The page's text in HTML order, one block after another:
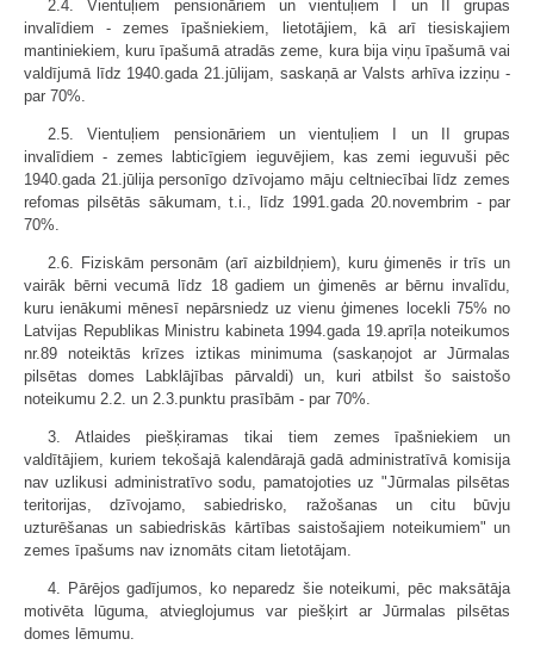
2.4. Vientuļiem pensionāriem un vientuļiem I un II grupas
invalīdiem - zemes īpašniekiem, lietotājiem, kā arī tiesiskajiem
mantiniekiem, kuru īpašumā atradās zeme, kura bija viņu īpašumā vai
valdījumā līdz 1940.gada 21.jūlijam, saskaņā ar Valsts arhīva izziņu -
par 70%.
2.5. Vientuļiem pensionāriem un vientuļiem I un II grupas
invalīdiem - zemes labticīgiem ieguvējiem, kas zemi ieguvuši pēc
1940.gada 21.jūlija personīgo dzīvojamo māju celtniecībai līdz zemes
refomas pilsētās sākumam, t.i., līdz 1991.gada 20.novembrim - par
70%.
2.6. Fiziskām personām (arī aizbildņiem), kuru ģimenēs ir trīs un
vairāk bērni vecumā līdz 18 gadiem un ģimenēs ar bērnu invalīdu,
kuru ienākumi mēnesī nepārsniedz uz vienu ģimenes locekli 75% no
Latvijas Republikas Ministru kabineta 1994.gada 19.aprīļa noteikumos
nr.89 noteiktās krīzes iztikas minimuma (saskaņojot ar Jūrmalas
pilsētas domes Labklājības pārvaldi) un, kuri atbilst šo saistošo
noteikumu 2.2. un 2.3.punktu prasībām - par 70%.
3. Atlaides piešķiramas tikai tiem zemes īpašniekiem un
valdītājiem, kuriem tekošajā kalendārajā gadā administratīvā komisija
nav uzlikusi administratīvo sodu, pamatojoties uz "Jūrmalas pilsētas
teritorijas, dzīvojamo, sabiedrisko, ražošanas un citu būvju
uzturēšanas un sabiedriskās kārtības saistošajiem noteikumiem" un
zemes īpašums nav iznomāts citam lietotājam.
4. Pārējos gadījumos, ko neparedz šie noteikumi, pēc maksātāja
motivēta lūguma, atvieglojumus var piešķirt ar Jūrmalas pilsētas
domes lēmumu.